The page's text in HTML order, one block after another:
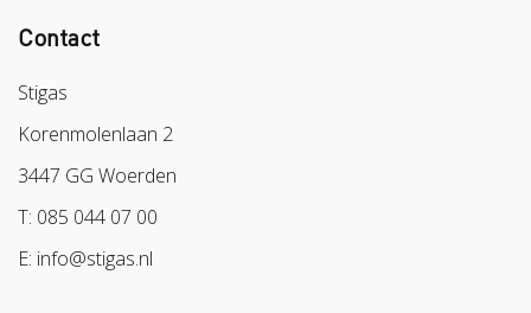
Colland
Sazas
BPL
Arbeidsmarkt
Contact
Stigas
Korenmolenlaan 2
3447 GG Woerden
T: 085 044 07 00
E: info@stigas.nl